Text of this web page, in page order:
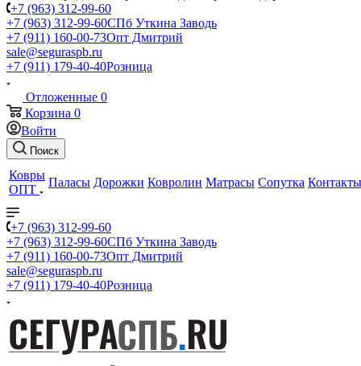
+7 (963) 312-99-60
+7 (963) 312-99-60СПб Уткина Заводь
+7 (911) 160-00-73Опт Дмитрий
sale@seguraspb.ru
+7 (911) 179-40-40Розница
Отложенные 0
Корзина 0
Войти
Поиск
Ковры
ОПТ
Паласы Дорожки Ковролин Матрасы Сопутка Контакты
+7 (963) 312-99-60
+7 (963) 312-99-60СПб Уткина Заводь
+7 (911) 160-00-73Опт Дмитрий
sale@seguraspb.ru
+7 (911) 179-40-40Розница